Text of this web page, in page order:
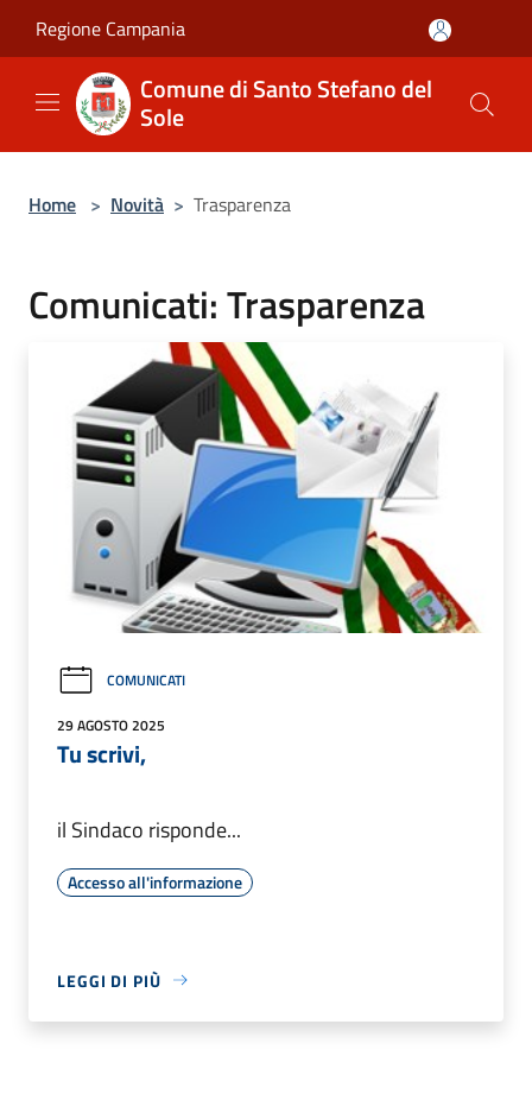
Regione Campania
Comune di Santo Stefano del
Sole
Home > Novità > Trasparenza
Comunicati: Trasparenza
COMUNICATI
29 AGOSTO 2025
Tu scrivi,
il Sindaco risponde...
Accesso all'informazione
LEGGI DI PIÙ